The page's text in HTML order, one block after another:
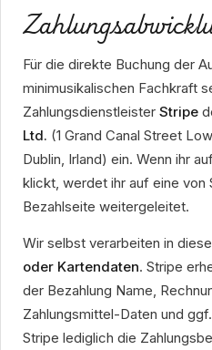
Für die direkte Buchung der
minimusikalischen Fachkraft
Zahlungsdienstleister Stripe
Ltd. (1 Grand Canal Street
Dublin, Irland) ein. Wenn ihr
klickt, werdet ihr auf eine von
Bezahlseite weitergeleitet.
Wir selbst verarbeiten in
oder Kartendaten. Stripe
der Bezahlung Name,
Zahlungsmittel-Daten und
Stripe lediglich die